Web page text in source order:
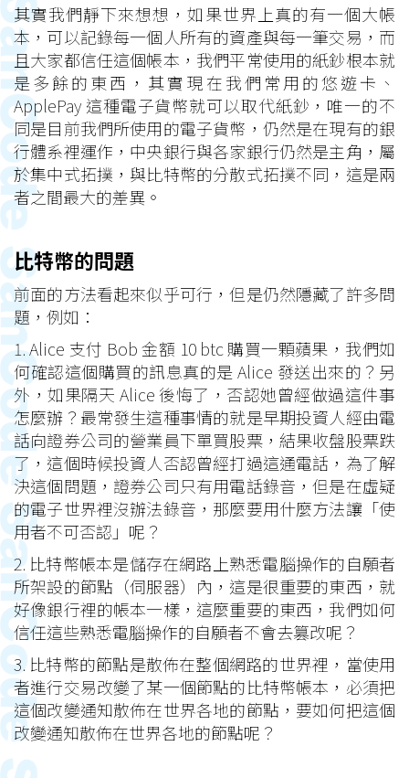
其實我們靜下來想想，如果世界上真的有一個大帳
本，可以記錄每一個人所有的資產與每一筆交易，而
且大家都信任這個帳本，我們平常使用的紙鈔根本就
是多餘的東西，其實現在我們常用的悠遊卡、
ApplePay 這種電子貨幣就可以取代紙鈔，唯一的不
同是目前我們所使用的電子貨幣，仍然是在現有的銀
行體系裡運作，中央銀行與各家銀行仍然是主角，屬
於集中式拓撲，與比特幣的分散式拓撲不同，這是兩
者之間最大的差異。
比特幣的問題
前面的方法看起來似乎可行，但是仍然隱藏了許多問
題，例如：
1. Alice 支付 Bob 金額 10 btc 購買一顆蘋果，我們如
何確認這個購買的訊息真的是 Alice 發送出來的？另
外，如果隔天 Alice 後悔了，否認她曾經做過這件事
怎麼辦？最常發生這種事情的就是早期投資人經由電
話向證券公司的營業員下單買股票，結果收盤股票跌
了，這個時候投資人否認曾經打過這通電話，為了解
決這個問題，證券公司只有用電話錄音，但是在虛疑
的電子世界裡沒辦法錄音，那麼要用什麼方法讓「使
用者不可否認」呢？
2. 比特幣帳本是儲存在網路上熟悉電腦操作的自願者
所架設的節點（伺服器）內，這是很重要的東西，就
好像銀行裡的帳本一樣，這麼重要的東西，我們如何
信任這些熟悉電腦操作的自願者不會去篡改呢？
3. 比特幣的節點是散佈在整個網路的世界裡，當使用
者進行交易改變了某一個節點的比特幣帳本，必須把
這個改變通知散佈在世界各地的節點，要如何把這個
改變通知散佈在世界各地的節點呢？